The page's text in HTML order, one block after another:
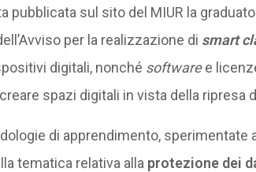
pubblicata sul sito del MIUR la
per la realizzazione di smart
digitali, nonché softwaree
spazi digitali in vista della ripresa
di apprendimento, sperimentate
tematica relativa alla protezione dei